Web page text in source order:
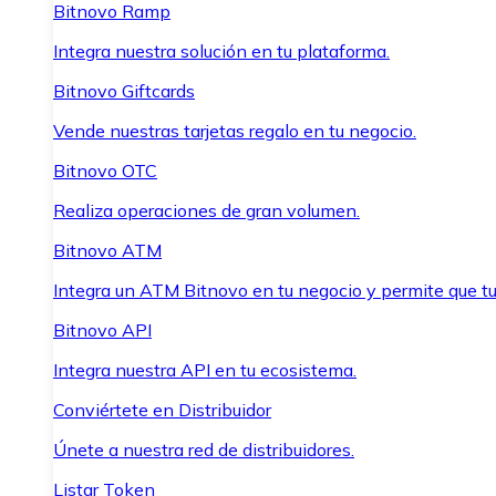
Bitnovo Ramp
Integra nuestra solución en tu plataforma.
Bitnovo Giftcards
Vende nuestras tarjetas regalo en tu negocio.
Bitnovo OTC
Realiza operaciones de gran volumen.
Bitnovo ATM
Integra un ATM Bitnovo en tu negocio y permite que
Bitnovo API
Integra nuestra API en tu ecosistema.
Conviértete en Distribuidor
Únete a nuestra red de distribuidores.
Listar Token